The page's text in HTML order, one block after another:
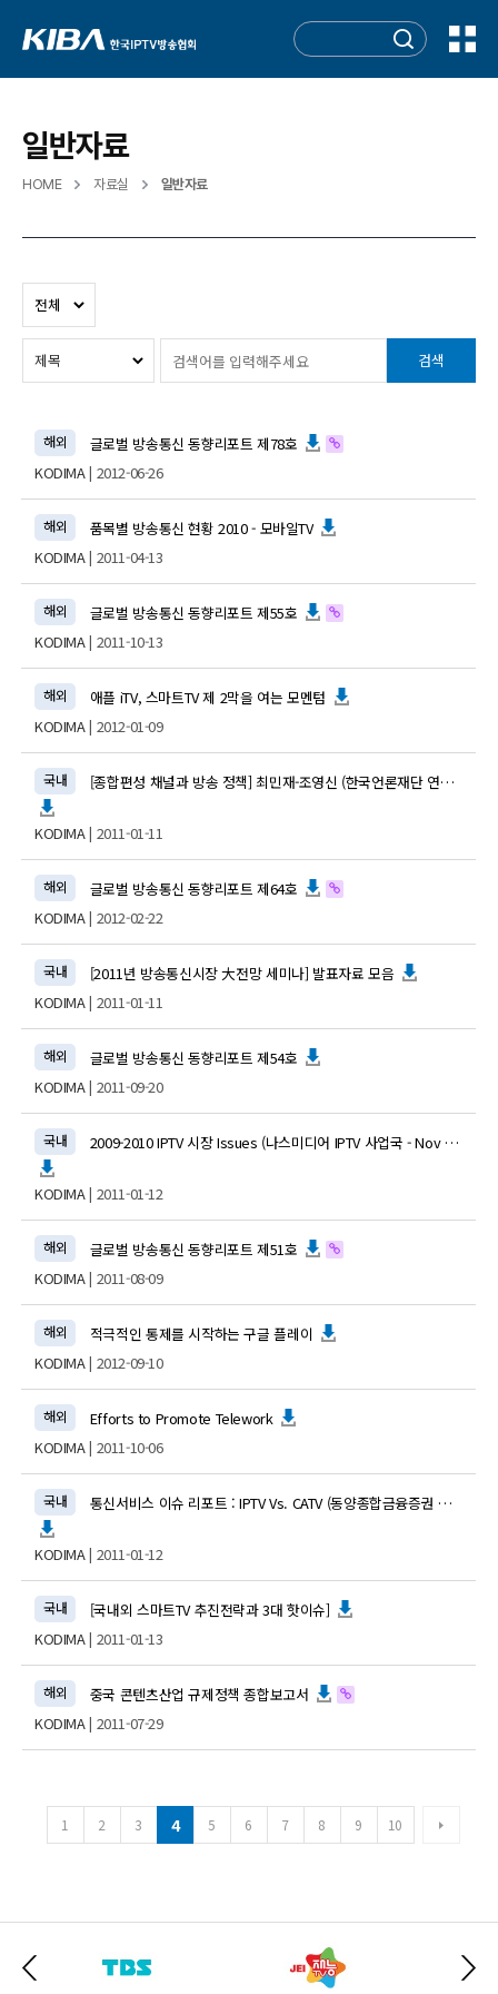
일반자료
HOME 자료실 일반자료
검색
해외
글로벌 방송통신 동향리포트 제78호
KODIMA| 2012-06-26
해외
품목별 방송통신 현황 2010 - 모바일TV
KODIMA| 2011-04-13
해외
글로벌 방송통신 동향리포트 제55호
KODIMA| 2011-10-13
해외
애플 iTV, 스마트TV 제 2막을 여는 모멘텀
KODIMA| 2012-01-09
국내 [종합편성 채널과 방송 정책] 최민재-조영신 (한국언론재단 연구서 2009-04)
KODIMA| 2011-01-11
해외
글로벌 방송통신 동향리포트 제64호
KODIMA| 2012-02-22
국내
[2011년 방송통신시장 大전망 세미나] 발표자료 모음
KODIMA| 2011-01-11
해외
글로벌 방송통신 동향리포트 제54호
KODIMA| 2011-09-20
국내 2009-2010 IPTV 시장 Issues (나스미디어 IPTV 사업국 - Nov 2009)
KODIMA| 2011-01-12
해외
글로벌 방송통신 동향리포트 제51호
KODIMA| 2011-08-09
해외
적극적인 통제를 시작하는 구글 플레이
KODIMA| 2012-09-10
해외
Efforts to Promote Telework
KODIMA| 2011-10-06
국내 통신서비스 이슈 리포트 : IPTV Vs. CATV (동양종합금융증권 산업분석리포트 / 2009.05.19)
KODIMA| 2011-01-12
국내
[국내외 스마트TV 추진전략과 3대 핫이슈]
KODIMA| 2011-01-13
해외
중국 콘텐츠산업 규제정책 종합보고서
KODIMA| 2011-07-29
1 2 3 4 5 6 7 8 9 10